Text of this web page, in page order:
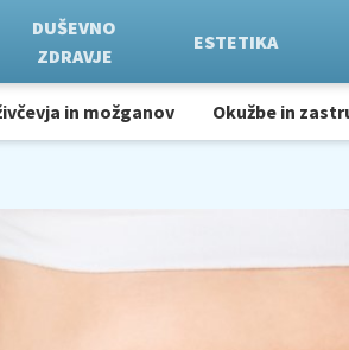
DUŠEVNO
ZDRAVJE
ESTETIKA
in možganov Okužbe in